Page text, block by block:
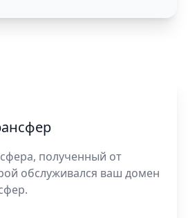
полученный от
обслуживался ваш домен